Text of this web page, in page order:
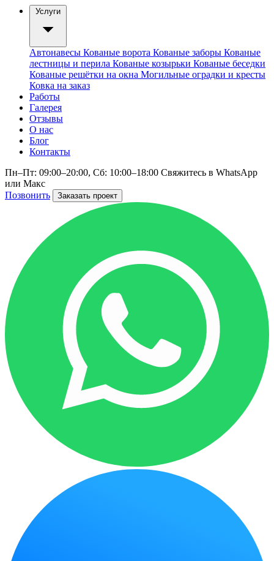
Услуги
Автонавесы Кованые ворота Кованые заборы Кованые
лестницы и перила Кованые козырьки Кованые беседки
Кованые решётки на окна Могильные оградки и кресты
Ковка на заказ
Работы
Галерея
Отзывы
О нас
Блог
Контакты
Пн–Пт: 09:00–20:00, Сб: 10:00–18:00 Свяжитесь в WhatsApp
или Макс
Позвонить
Заказать проект